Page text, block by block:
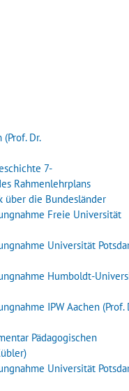
Dr.
7-
Rahmenlehrplans
über die Bundesländer
Freie Universität
Universität
Humboldt-
IPW Aachen (Prof.
Pädagogischen
Universität